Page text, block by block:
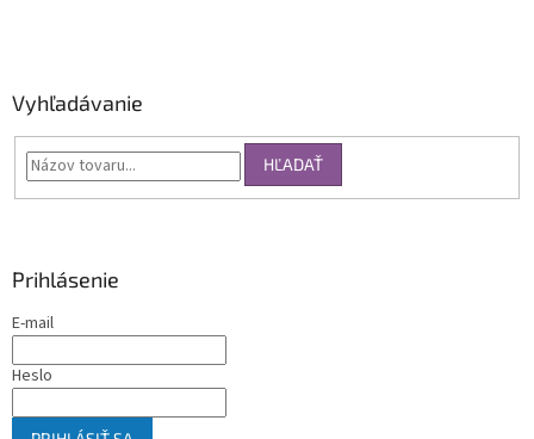
Vyhľadávanie
HĽADAŤ
Prihlásenie
E-mail
Heslo